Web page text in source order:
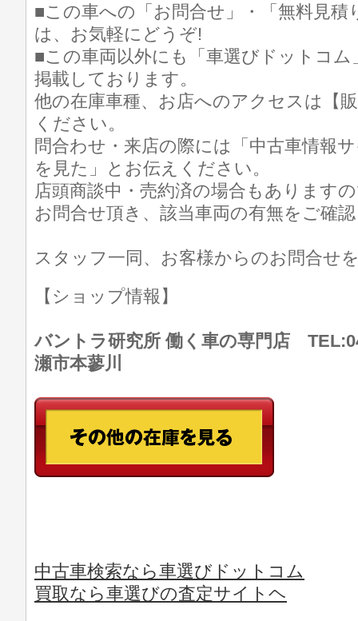
■この車への「お問合せ」・「無料見積
は、お気軽にどうぞ!
■この車両以外にも「車選びドットコ
掲載しております。
他の在庫車種、お店へのアクセスは【
ください。
問合わせ・来店の際には「中古車情報
を見た」とお伝えください。
店頭商談中・売約済の場合もあります
お問合せ頂き、該当車両の有無をご確
スタッフ一同、お客様からのお問合せ
【ショップ情報】
バントラ研究所 働く車の専門店
瀬市本蓼川
中古車検索なら車選びドットコム
買取なら車選びの査定サイトヘ